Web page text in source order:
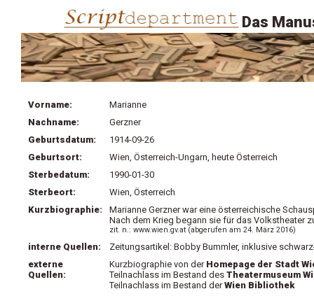
Das
Vorname:
Marianne
Nachname:
Gerzner
Geburtsdatum:
1914-09-26
Geburtsort:
Wien, Österreich-Ungarn, heute Österreich
Sterbedatum:
1990-01-30
Sterbeort:
Wien, Österreich
Kurzbiographie:
Marianne Gerzner war eine österreichische
Nach dem Krieg begann sie für das Volkstheater
zit. n.: www.wien.gv.at (abgerufen am 24. März 2016)
interne Quellen:
Zeitungsartikel: Bobby Bummler, inklusive
externe
Quellen:
Kurzbiographie von der Homepage der Stadt
Teilnachlass im Bestand des Theatermuseum
Teilnachlass im Bestand derWien Bibliothek